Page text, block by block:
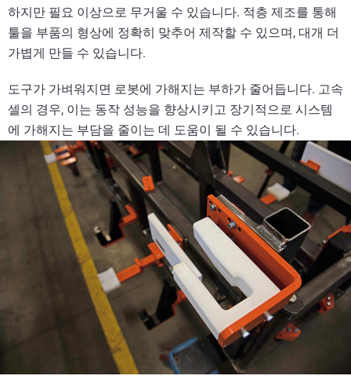
하지만 필요 이상으로 무거울 수 있습니다. 적층 제조를 통해
툴을 부품의 형상에 정확히 맞추어 제작할 수 있으며, 대개 더
가볍게 만들 수 있습니다.
도구가 가벼워지면 로봇에 가해지는 부하가 줄어듭니다. 고속
셀의 경우, 이는 동작 성능을 향상시키고 장기적으로 시스템
에 가해지는 부담을 줄이는 데 도움이 될 수 있습니다.